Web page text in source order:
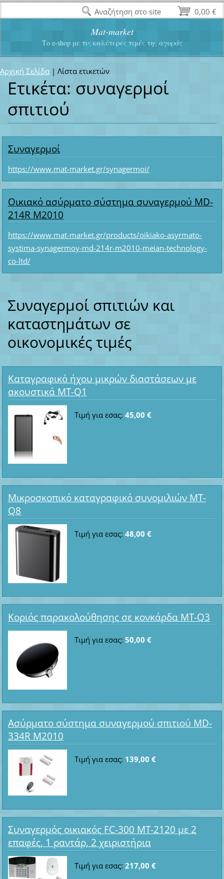
Mat-market
Το e-shop με τις καλύτερες τιμές της αγοράς
Αρχική Σελίδα | Λίστα ετικετών
Ετικέτα: συναγερμοί
σπιτιού
Συναγερμοί
https://www.mat-market.gr/synagermoi/
Οικιακό ασύρματο σύστημα συναγερμού MD-
214R M2010
https://www.mat-market.gr/products/oikiako-asyrmato-
systima-synagermoy-md-214r-m2010-meian-technology-
co-ltd/
Συναγερμοί σπιτιών και
καταστημάτων σε
οικονομικές τιμές
Καταγραφικό ήχου μικρών διαστάσεων με
ακουστικά MT-Q1
Τιμή για εσας: 45,00 €
Μικροσκοπικό καταγραφικό συνομιλιών MT-
Q8
Τιμή για εσας: 48,00 €
Κοριός παρακολούθησης σε κονκάρδα MT-Q3
Τιμή για εσας: 50,00 €
Ασύρματο σύστημα συναγερμού σπιτιού MD-
334R M2010
Τιμή για εσας: 139,00 €
Συναγερμός οικιακός FC-300 MT-2120 με 2
επαφές, 1 ραντάρ, 2 χειριστήρια
Τιμή για εσας: 217,00 €
0,00 €
Αναζήτηση στο site